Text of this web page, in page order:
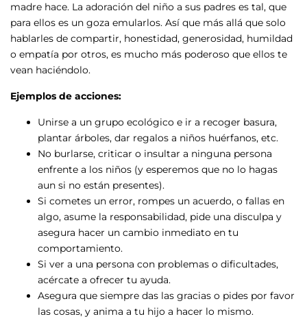
madre hace. La adoración del niño a sus padres es tal, que
para ellos es un goza emularlos. Así que más allá que solo
hablarles de compartir, honestidad, generosidad, humildad
o empatía por otros, es mucho más poderoso que ellos te
vean haciéndolo.
Ejemplos de acciones:
Unirse a un grupo ecológico e ir a recoger basura,
plantar árboles, dar regalos a niños huérfanos, etc.
No burlarse, criticar o insultar a ninguna persona
enfrente a los niños (y esperemos que no lo hagas
aun si no están presentes).
Si cometes un error, rompes un acuerdo, o fallas en
algo, asume la responsabilidad, pide una disculpa y
asegura hacer un cambio inmediato en tu
comportamiento.
Si ver a una persona con problemas o dificultades,
acércate a ofrecer tu ayuda.
Asegura que siempre das las gracias o pides por favor
las cosas, y anima a tu hijo a hacer lo mismo.